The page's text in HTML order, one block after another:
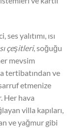
yalıtımı, ısı
çeşitleri, soğuğu
mevsim
tertibatından ve
etmenize
Her hava
villa kapıları,
ve yağmur gibi